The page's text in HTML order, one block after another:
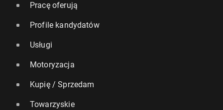
Pracę oferują
Profile kandydatów
Usługi
Motoryzacja
Kupię / Sprzedam
Towarzyskie